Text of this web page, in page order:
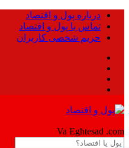
درباره پول و اقتصاد
تماس با پول و اقتصاد
حریم شخصی کاربران
Va Eghtesad .com